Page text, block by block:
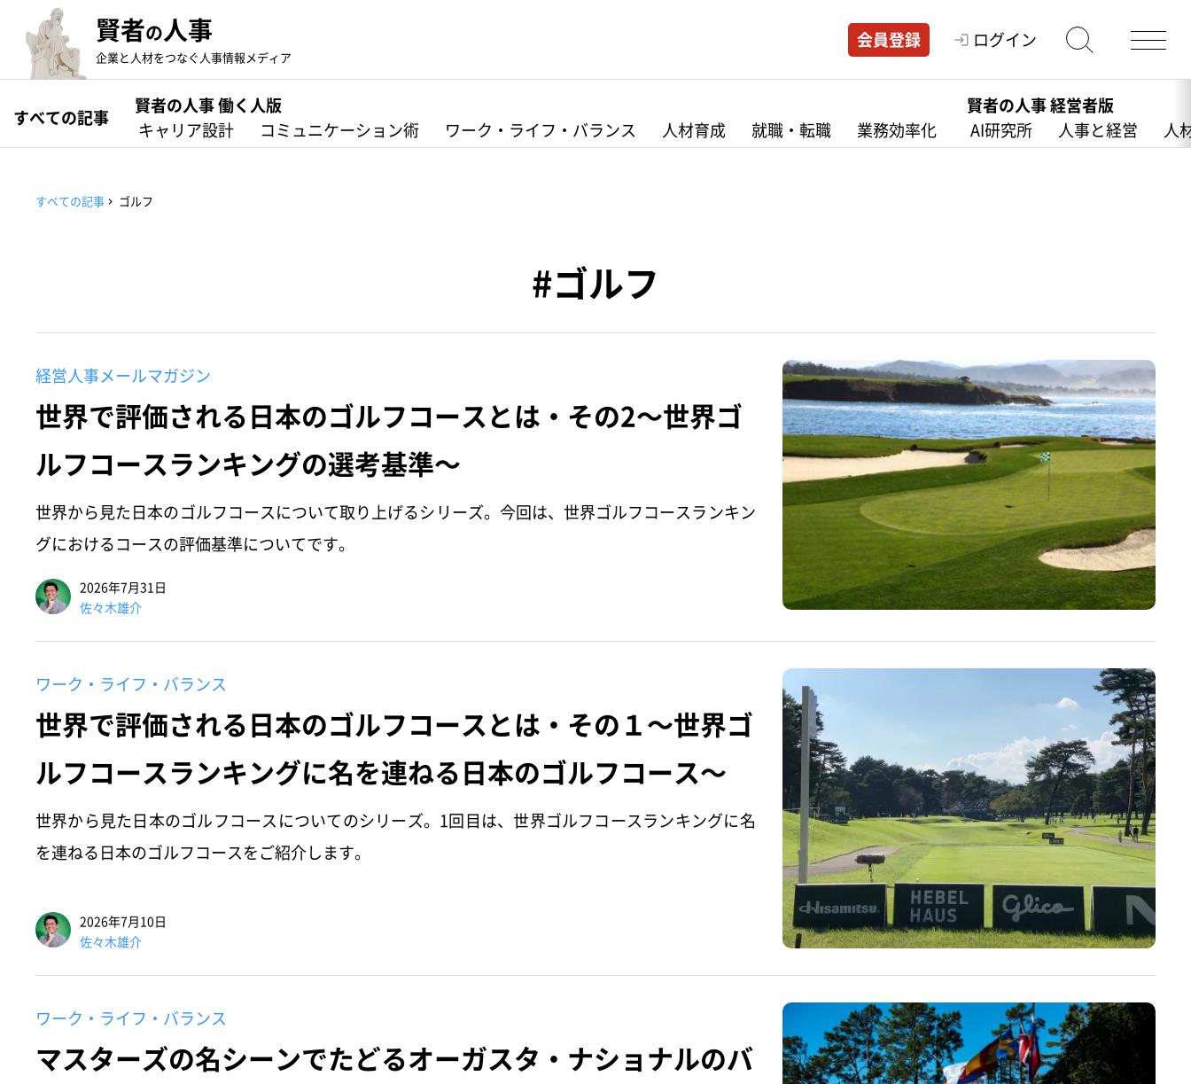
賢者の人事
企業と人材をつなぐ人事情報メディア
会員登録 ログイン
すべての記事
賢者の人事 働く人版
キャリア設計
コミュニケーション術 ワーク・ライフ・バランス 人材育成 就職・転職 業務効率化
賢者の人事 経営者版
AI研究所
人事と経営 人
すべての記事 ゴルフ
#ゴルフ
経営人事メールマガジン
世界で評価される日本のゴルフコースとは・その2～世界ゴ
ルフコースランキングの選考基準～
世界から見た日本のゴルフコースについて取り上げるシリーズ。今回は、世界ゴルフコースランキン
グにおけるコースの評価基準についてです。
2026年7月31日
佐々木雄介
ワーク・ライフ・バランス
世界で評価される日本のゴルフコースとは・その１～世界ゴ
ルフコースランキングに名を連ねる日本のゴルフコース～
世界から見た日本のゴルフコースについてのシリーズ。1回目は、世界ゴルフコースランキングに名
を連ねる日本のゴルフコースをご紹介します。
2026年7月10日
佐々木雄介
ワーク・ライフ・バランス
マスターズの名シーンでたどるオーガスタ・ナショナルのバ